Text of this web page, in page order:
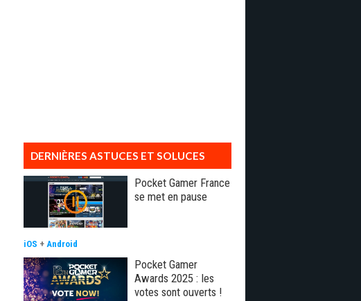
DERNIÈRES ASTUCES ET SOLUCES
Pocket Gamer France
se met en pause
iOS + Android
Pocket Gamer
Awards 2025 : les
votes sont ouverts !